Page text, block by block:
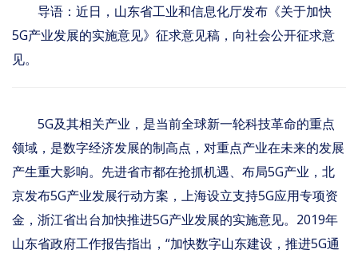
导语：近日，山东省工业和信息化厅发布《关于加快
5G产业发展的实施意见》征求意见稿，向社会公开征求意
见。
5G及其相关产业，是当前全球新一轮科技革命的重点
领域，是数字经济发展的制高点，对重点产业在未来的发展
产生重大影响。先进省市都在抢抓机遇、布局5G产业，北
京发布5G产业发展行动方案，上海设立支持5G应用专项资
金，浙江省出台加快推进5G产业发展的实施意见。2019年
山东省政府工作报告指出，“加快数字山东建设，推进5G通